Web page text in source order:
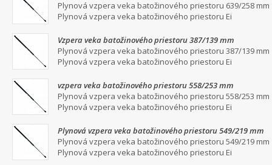
Plynová vzpera veka batožinového priestoru 639/258 mm
Plynová vzpera veka batožinového priestoru Ei
Vzpera veka batožinového priestoru 387/139 mm
Plynová vzpera veka batožinového priestoru 387/139 mm
Plynová vzpera veka batožinového priestoru Ei
vzpera veka batožinového priestoru 558/253 mm
Plynová vzpera veka batožinového priestoru 558/253 mm
Plynová vzpera veka batožinového priestoru Ei
Plynová vzpera veka batožinového priestoru 549/219 mm
Plynová vzpera veka batožinového priestoru 549/219 mm
Plynová vzpera veka batožinového priestoru Ei